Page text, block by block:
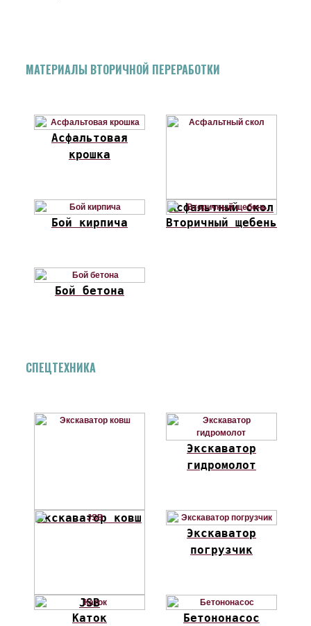
МАТЕРИАЛЫ ВТОРИЧНОЙ ПЕРЕРАБОТКИ
Асфальтовая
крошка
Асфальтный скол
Бой кирпича
Вторичный щебень
Бой бетона
СПЕЦТЕХНИКА
Экскаватор ковш
Экскаватор
гидромолот
JSB
Экскаватор
погрузчик
Каток Бетононасос